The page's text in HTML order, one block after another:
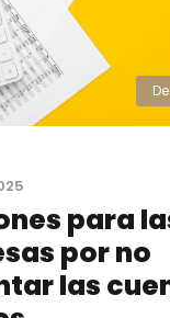
para
por no
las